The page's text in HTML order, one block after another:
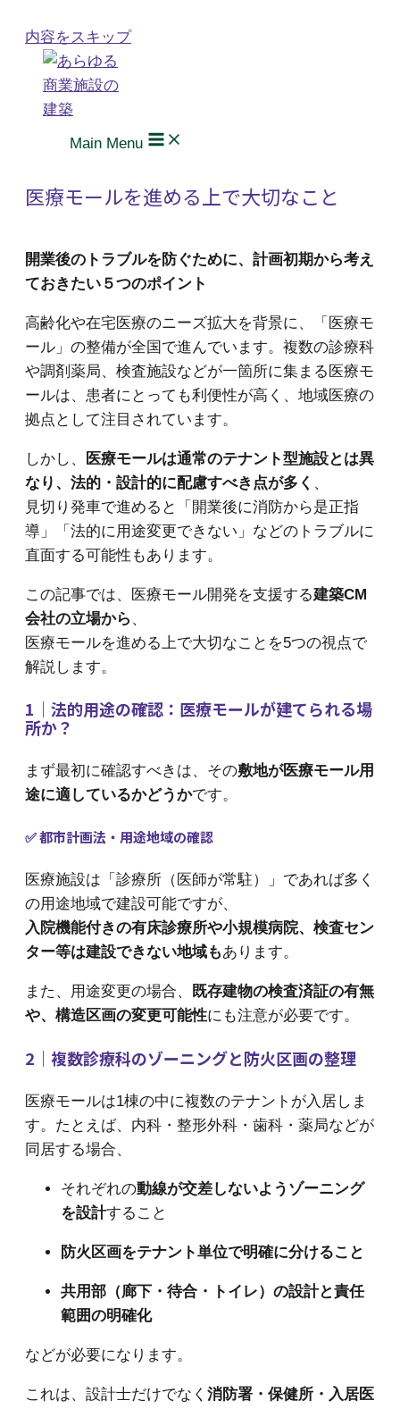
内容をスキップ
Main Menu
医療モールを進める上で大切なこと
開業後のトラブルを防ぐために、計画初期から考え
ておきたい５つのポイント
高齢化や在宅医療のニーズ拡大を背景に、「医療モ
ール」の整備が全国で進んでいます。複数の診療科
や調剤薬局、検査施設などが一箇所に集まる医療モ
ールは、患者にとっても利便性が高く、地域医療の
拠点として注目されています。
しかし、
医療モールは通常のテナント型施設とは異
なり、法的・設計的に配慮すべき点が多く 、
見切り発車で進めると「開業後に消防から是正指
導」「法的に用途変更できない」などのトラブルに
直面する可能性もあります。
この記事では、医療モール開発を支援する建築CM
会社の立場から 、
医療モールを進める上で大切なことを5つの視点で
解説します。
1｜法的用途の確認：医療モールが建てられる場
所か？
まず最初に確認すべきは、その敷地が医療モール用
途に適しているかどうかです。
✅ 都市計画法・用途地域の確認
医療施設は「診療所（医師が常駐）」であれば多く
の用途地域で建設可能ですが、
入院機能付きの有床診療所や小規模病院、検査セン
ター等は建設できない地域もあります。
また、用途変更の場合、 既存建物の検査済証の有無
や、構造区画の変更可能性にも注意が必要です。
2｜複数診療科のゾーニングと防火区画の整理
医療モールは1棟の中に複数のテナントが入居しま
す。たとえば、内科・整形外科・歯科・薬局などが
同居する場合、
それぞれの動線が交差しないようゾーニング
を設計すること
防火区画をテナント単位で明確に分けること
共用部（廊下・待合・トイレ）の設計と責任
範囲の明確化
などが必要になります。
これは、設計士だけでなく 消防署・保健所・入居医